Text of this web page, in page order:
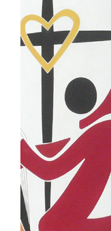
Archivio OSB.org